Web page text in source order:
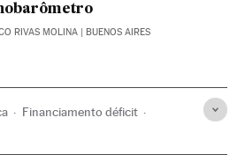
RIVAS MOLINA | BUENOS AIRES
Financiamento déficit